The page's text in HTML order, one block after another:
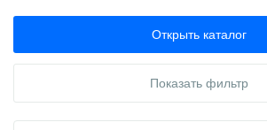
Открыть каталог
Показать фильтр